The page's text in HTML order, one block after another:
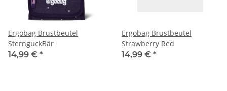
Ergobag Brustbeutel
SternguckBär
14,99 € *
Ergobag Brustbeutel
Strawberry Red
14,99 € *